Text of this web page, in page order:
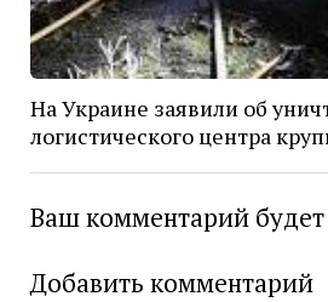
На Украине заявили об
логистического центра
Ваш комментарий
Добавить комментарий